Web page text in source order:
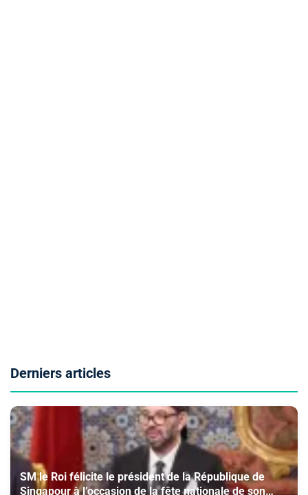
Derniers articles
SM le Roi félicite le président de la République de
Singapour à l’occasion de la fête nationale de son